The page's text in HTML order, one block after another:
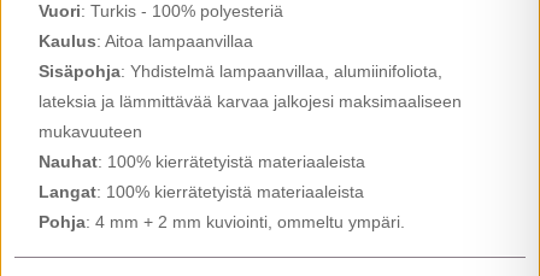
Vuori: Turkis - 100% polyesteriä
Kaulus: Aitoa lampaanvillaa
Sisäpohja: Yhdistelmä lampaanvillaa, alumiinifoliota,
lateksia ja lämmittävää karvaa jalkojesi maksimaaliseen
mukavuuteen
Nauhat: 100% kierrätetyistä materiaaleista
Langat: 100% kierrätetyistä materiaaleista
Pohja: 4 mm + 2 mm kuviointi, ommeltu ympäri.